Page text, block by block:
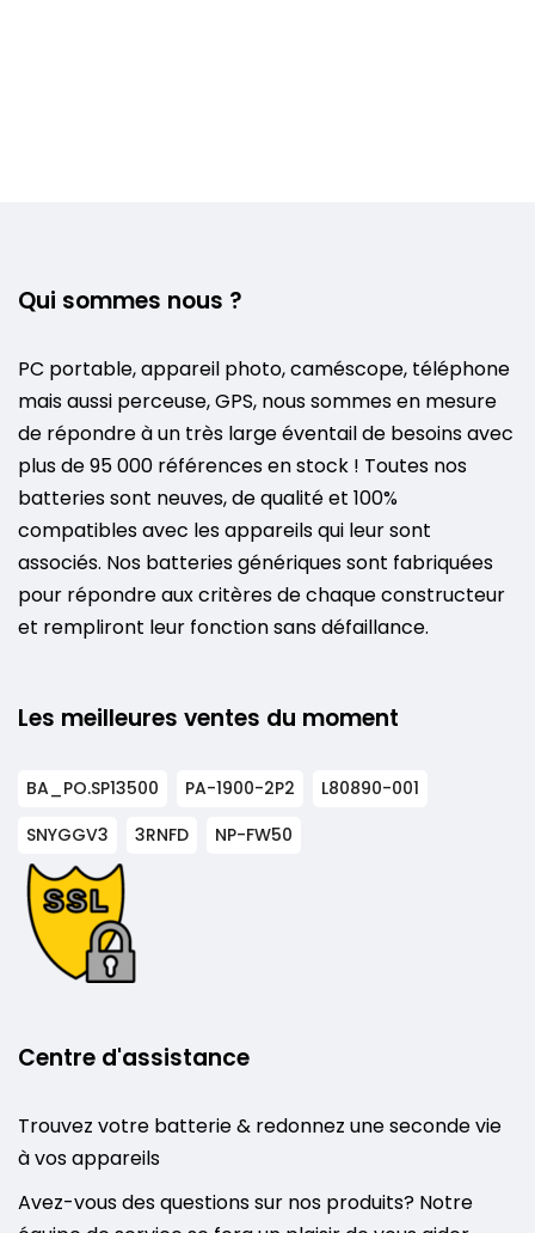
Qui sommes nous ?
PC portable, appareil photo, caméscope, téléphone
mais aussi perceuse, GPS, nous sommes en mesure
de répondre à un très large éventail de besoins avec
plus de 95 000 références en stock ! Toutes nos
batteries sont neuves, de qualité et 100%
compatibles avec les appareils qui leur sont
associés. Nos batteries génériques sont fabriquées
pour répondre aux critères de chaque constructeur
et rempliront leur fonction sans défaillance.
Les meilleures ventes du moment
BA_PO.SP13500 PA-1900-2P2
L80890-001
SNYGGV3
3RNFD NP-FW50
Centre d'assistance
Trouvez votre batterie & redonnez une seconde vie
à vos appareils
Avez-vous des questions sur nos produits? Notre